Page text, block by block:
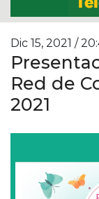
Dic 15, 2021 /
Red de
2021